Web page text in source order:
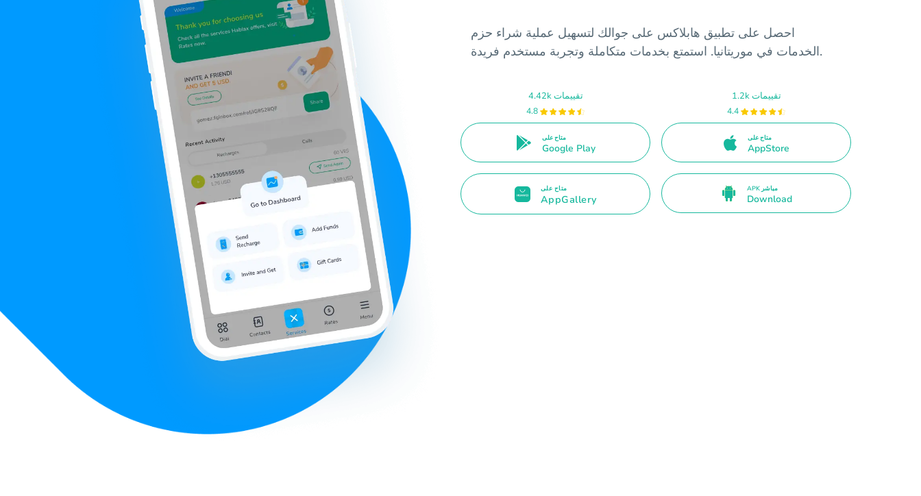
احصل على تطبيق هابلاكس على جوالك لتسهيل عملية شراء حزم
الخدمات في موريتانيا. استمتع بخدمات متكاملة وتجربة مستخدم فريدة.
4.42k تقييمات
4.8
متاح على
Google Play
1.2k تقييمات
4.4
متاح على
AppStore
متاح على
AppGallery
APK مباشر
Download